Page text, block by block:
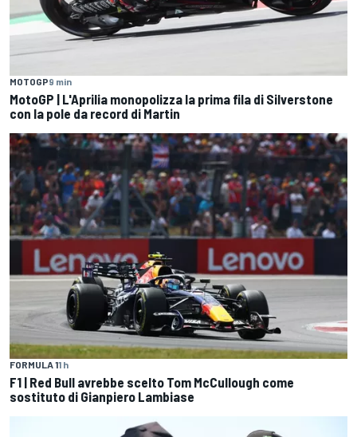
MOTOGP9 min
MotoGP | L'Aprilia monopolizza la prima fila di Silverstone
con la pole da record di Martin
FORMULA 11 h
F1 | Red Bull avrebbe scelto Tom McCullough come
sostituto di Gianpiero Lambiase